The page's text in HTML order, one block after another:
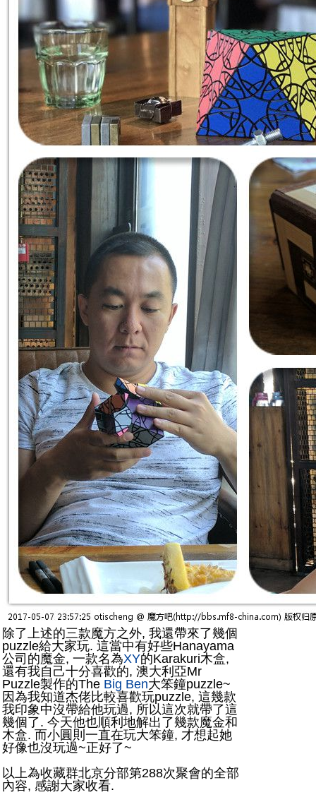
除了上述的三款魔方之外, 我還帶來了幾個
puzzle給大家玩. 這當中有好些Hanayama
公司的魔金, 一款名為XY的Karakuri木盒,
還有我自己十分喜歡的, 澳大利亞Mr
Puzzle製作的The Big Ben大笨鐘puzzle~
因為我知道杰佬比較喜歡玩puzzle, 這幾款
我印象中沒帶給他玩過, 所以這次就帶了這
幾個了. 今天他也順利地解出了幾款魔金和
木盒. 而小圓則一直在玩大笨鐘, 才想起她
好像也沒玩過~正好了~
以上為收藏群北京分部第288次聚會的全部
內容, 感謝大家收看.